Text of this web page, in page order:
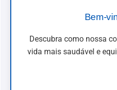
Bem-
Descubra como nossa
vida mais saudável e